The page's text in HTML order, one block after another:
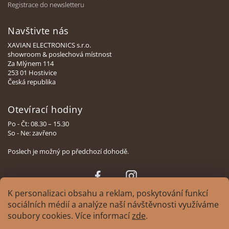
K personalizaci obsahu a reklam, poskytování funkcí
sociálních médií a analýze naší návštěvnosti využíváme
soubory cookies. Více informacízde.
Registrace do newsletteru
Navštivte nás
XAVIAN ELECTRONICS s.r.o.
showroom & poslechová místnost
Za Mlýnem 114
253 01 Hostivice
Česká republika
Otevírací hodiny
Po - Čt: 08.30 – 15.30
So - Ne: zavřeno
Poslech je možný po předchozí dohodě.
Face
Insta